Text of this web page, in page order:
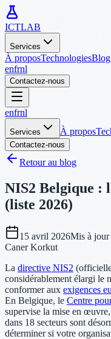
ICTLAB
Services
À proposTechnologiesBlog
enfrnl
Contactez-nous
enfrnl
Services À propos
Contactez-nous
Retour au blog
NIS2 Belgique :
(liste 2026)
15 avril 2026Mis à jour
Caner Korkut
La directive NIS2
considérablement élargi le
conformer aux exigences
En Belgique, le Centre
supervise la mise en
dans 18 secteurs sont
déterminer si votre